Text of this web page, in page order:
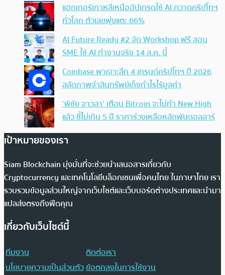
แฮกเกอร์เกาหลีเหนืออัปเกรดใช้ AI กวาดคริปโทฯ
ทั่วโลก ตัวเลขพุ่งแตะ 66%
AI Future Ready #2 จัด Workshop ฟรี สอน
SME ใช้ AI ทำงานจริง 14 ส.ค. นี้
Coinbase พาเจาะลึก 4 เทรนด์คริปโทฯ ปี 2026
สลัดภาพจำสินทรัพย์เก็งกำไรไร้มูลค่า
‘พิชัย จาวลา’ เตือน Bitcoin จะไม่ทำ New High
แล้ว ชี้ไม่เกิน 5 ปี ราคาร่วงเหลือหลักพันดอลลาร์
เป้าหมายของเรา
Siam Blockchain มุ่งมั่นที่จะช่วยนำเสนอสารเกี่ยวกับ
Cryptocurrency และเทคโนโลยีบล็อกเชนเพื่อคนไทย ในภาษาไทย เรา
รวบรวมข้อมูลส่วนใหญ่จากเว็บไซต์และเว็บบอร์ดต่างประเทศและนำมา
แปลส่งตรงถึงฟีดคุณ
เกี่ยวกับเว็บไซต์นี้
ทีมงาน
ติดต่อเรา
นโยบายความเป็นส่วนตัวข้อตกลงในการใช้งาน